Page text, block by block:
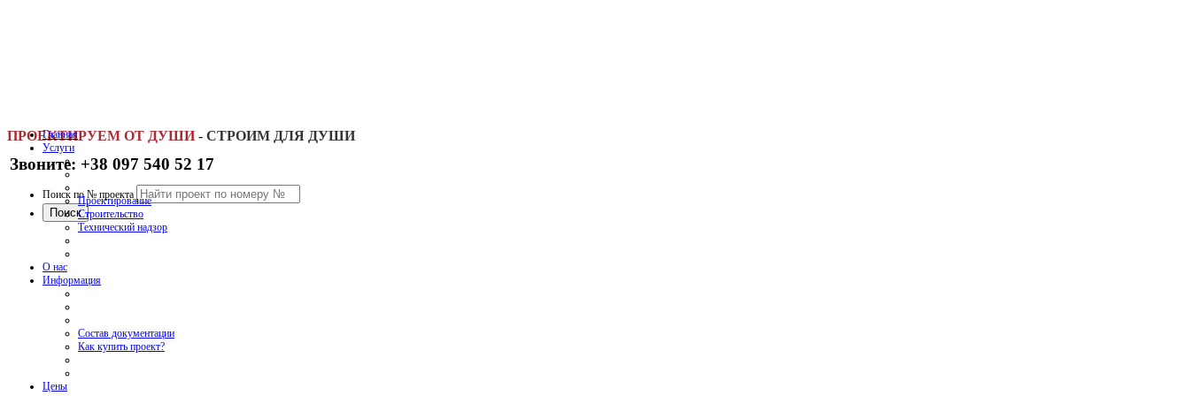
ПРОЕКТИРУЕМ ОТ ДУШИ - СТРОИМ ДЛЯ ДУШИ
Звоните: +38 097 540 52 17
Поиск по № проекта
Главная
Услуги
Проектирование
Строительство
Технический надзор
О нас
Информация
Состав документации
Как купить проект?
Цены